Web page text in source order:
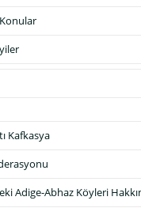
Kafkasya
Adige-Abhaz Köyleri